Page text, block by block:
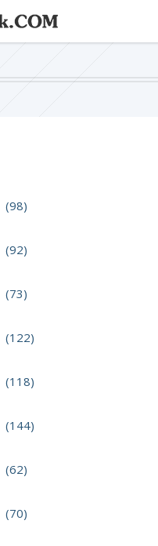
(98)
(92)
(73)
(122)
(118)
(144)
(62)
(70)